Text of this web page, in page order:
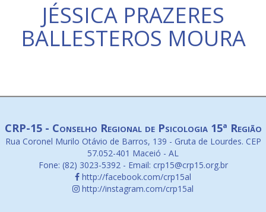
JÉSSICA PRAZERES
BALLESTEROS MOURA
CRP-15 - Conselho Regional de Psicologia 15ª Região
Rua Coronel Murilo Otávio de Barros, 139 - Gruta de Lourdes. CEP
57.052-401 Maceió - AL
Fone: (82) 3023-5392 - Email: crp15@crp15.org.br
http://facebook.com/crp15al
http://instagram.com/crp15al